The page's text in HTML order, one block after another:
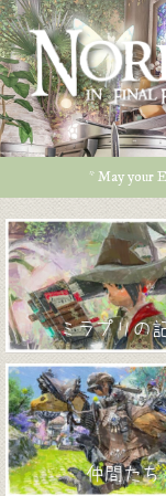
* May your
ミラプリの
仲間たち